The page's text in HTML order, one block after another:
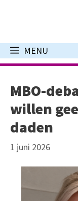
inhoud
MENU
MBO-
willen
daden
1 juni 2026